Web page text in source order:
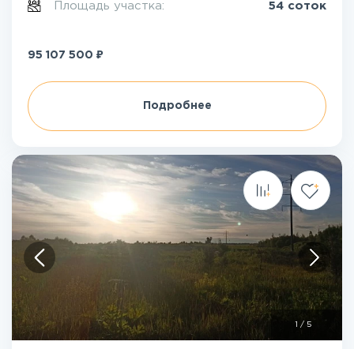
Площадь участка: 54 соток
95 107 500 ₽
Подробнее
/ 5